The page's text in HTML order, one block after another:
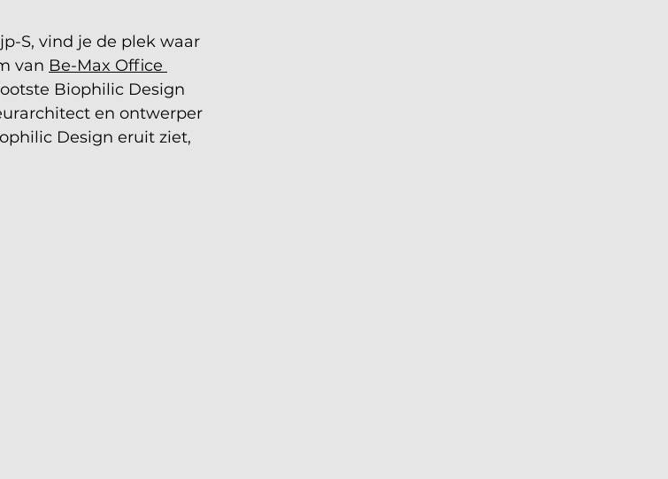
S, vind je de plek waar
van Be-Max Office
Biophilic Design
en ontwerper
Design eruit ziet,